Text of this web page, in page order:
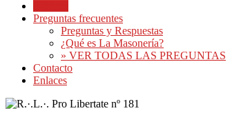
Preguntas frecuentes
Preguntas y Respuestas
¿Qué es La Masonería?
» VER TODAS LAS PREGUNTAS
Contacto
Enlaces